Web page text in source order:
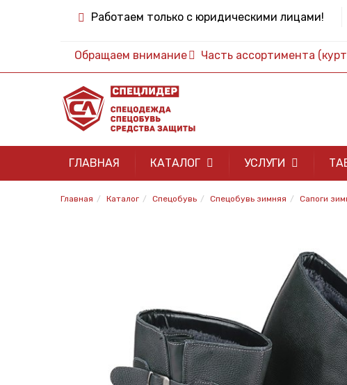
Работаем только с юридическими лицами!
Обращаем внимание Часть ассортимента
ГЛАВНАЯ КАТАЛОГ УСЛУГИ
Главная Каталог Спецобувь Спецобувь зимняя Сапоги